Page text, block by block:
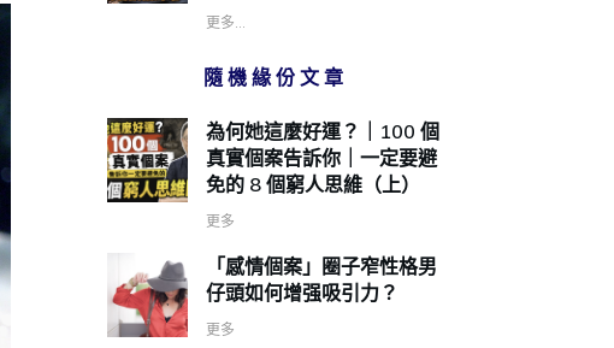
更多...
隨機緣份文章
為何她這麼好運？｜100 個
真實個案告訴你｜一定要避
免的 8 個窮人思維（上）
更多
「感情個案」圈子窄性格男
仔頭如何增强吸引力？
更多